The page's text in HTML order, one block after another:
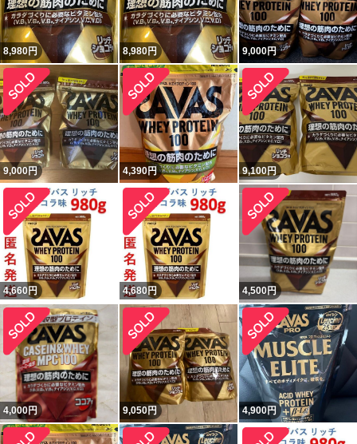
8,980円 8,980円 9,000円
9,000円 4,390円 9,100円
4,660円 4,680円 4,500円
4,000円 9,050円 4,900円